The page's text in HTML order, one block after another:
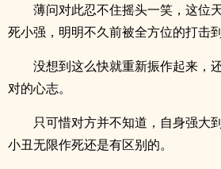
薄问对此忍不住摇头一笑，这位
死小强，明明不久前被全方位的打击到
没想到这么快就重新振作起来，
对的心志。
只可惜对方并不知道，自身强大
小丑无限作死还是有区别的。